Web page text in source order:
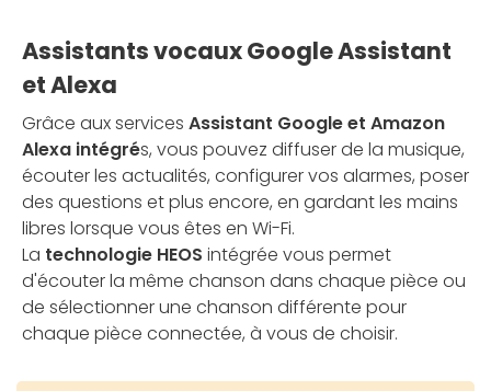
Assistants vocaux Google Assistant
et Alexa
Grâce aux services Assistant Google et Amazon
Alexa intégrés, vous pouvez diffuser de la musique,
écouter les actualités, configurer vos alarmes, poser
des questions et plus encore, en gardant les mains
libres lorsque vous êtes en Wi-Fi.
La technologie HEOS intégrée vous permet
d'écouter la même chanson dans chaque pièce ou
de sélectionner une chanson différente pour
chaque pièce connectée, à vous de choisir.